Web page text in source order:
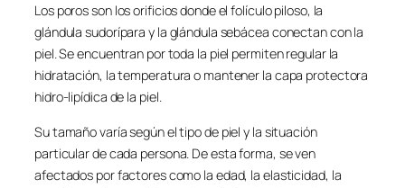
Los poros son los orificios donde el folículo piloso, la
glándula sudorípara y la glándula sebácea conectan con la
piel. Se encuentran por toda la piel permiten regular la
hidratación, la temperatura o mantener la capa protectora
hidro-lipídica de la piel.
Su tamaño varía según el tipo de piel y la situación
particular de cada persona. De esta forma, se ven
afectados por factores como la edad, la elasticidad, la